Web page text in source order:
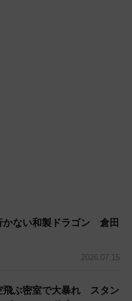
ない和製ドラゴン 倉田
2026.07.15
飛ぶ密室で大暴れ スタン